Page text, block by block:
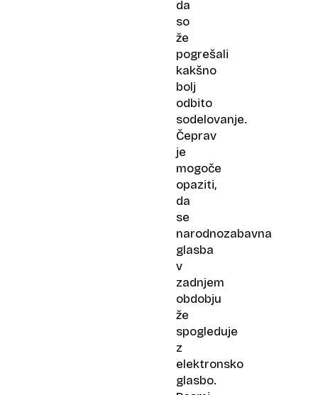
da
so
že
pogrešali
kakšno
bolj
odbito
sodelovanje.
Čeprav
je
mogoče
opaziti,
da
se
narodnozabavna
glasba
v
zadnjem
obdobju
že
spogleduje
z
elektronsko
glasbo.